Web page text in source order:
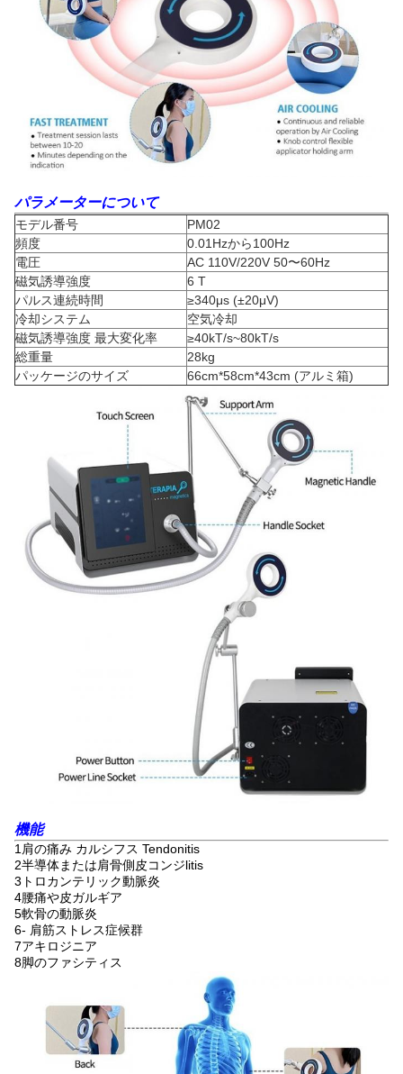
パラメーターについて
モデル番号
PM02
頻度
0.01Hzから100Hz
電圧
AC 110V/220V 50〜60Hz
磁気誘導強度
6 T
パルス連続時間
≥340μs (±20μV)
冷却システム
空気冷却
磁気誘導強度 最大変化率
≥40kT/s~80kT/s
総重量
28kg
パッケージのサイズ
66cm*58cm*43cm (アルミ箱)
機能
1肩の痛み カルシフス Tendonitis
2半導体または肩骨側皮コンジlitis
3トロカンテリック動脈炎
4腰痛や皮ガルギア
5軟骨の動脈炎
6- 肩筋ストレス症候群
7アキロジニア
8脚のファシティス